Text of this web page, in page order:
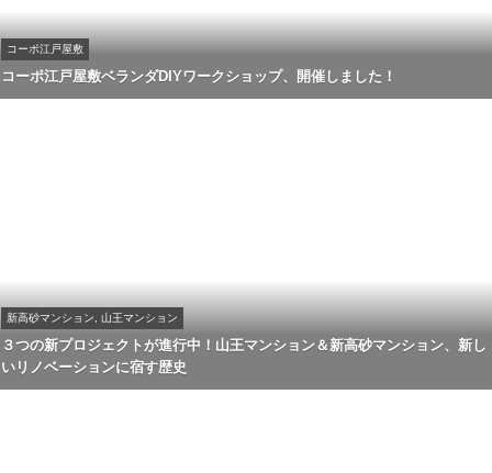
コーポ江戸屋敷
コーポ江戸屋敷ベランダDIYワークショップ、開催しました！
新高砂マンション, 山王マンション
３つの新プロジェクトが進行中！山王マンション＆新高砂マンション、新し
いリノベーションに宿す歴史